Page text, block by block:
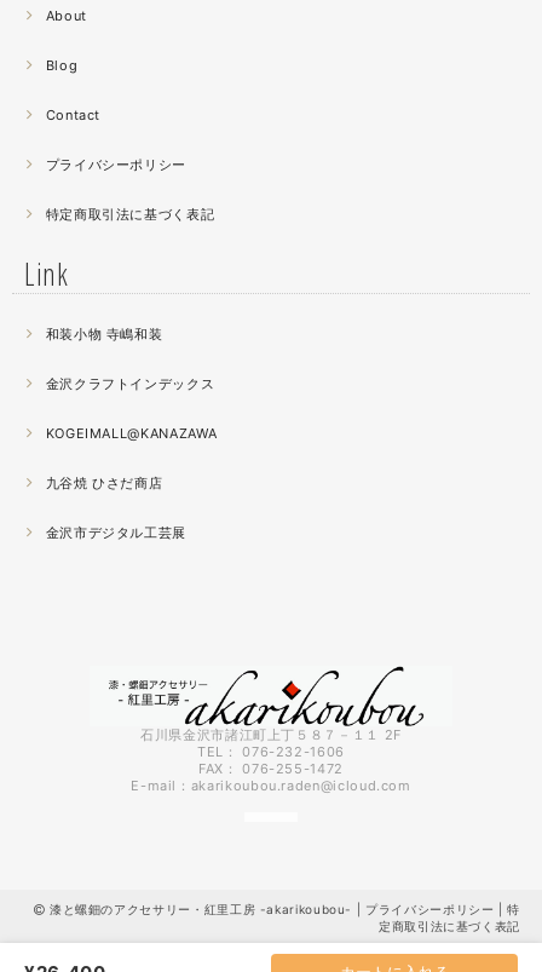
螺鈿細工の工程。青みの強い鮑貝を使ってステンドグラス
曲面に螺鈿するためには貝も小さなカケラを使う必要が...
昔作った２０００ピースのジグソーパズルを思い出す。ひ
薔薇のブローチ木地制作中。
薄く作らねば。。。パキッとやってしまったときの悲しさ
秋の催事シーズンに向けてまた木地を作り始めました。
2021.04
いの桜が満開になりました。
で石川県地場産業振興センター本館１階にて開催です。石
川県内で活動する５０歳未満の作り手６０人による展示会
ことに・・・ちょっと大変な出張でした。優しく迎えてく
ださった仙台の皆様ありがとうございました。
About
Blog
Contact
プライバシーポリシー
特定商取引法に基づく表記
Link
和装小物 寺嶋和装
金沢クラフトインデックス
KOGEIMALL@KANAZAWA
九谷焼 ひさだ商店
金沢市デジタル工芸展
石川県金沢市諸江町上丁５８７－１１ 2F
TEL： 076-232-1606
FAX： 076-255-1472
E-mail： akarikoubou.raden@icloud.com
漆と螺鈿のアクセサリー・紅里工房 -akarikoubou- | プライバシーポリシー |特
定商取引法に基づく表記